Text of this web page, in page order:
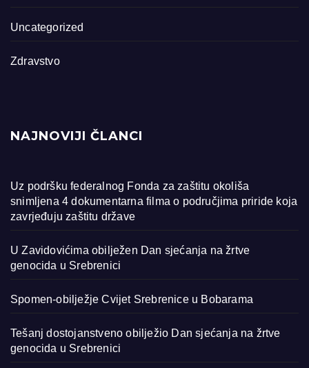
Uncategorized
Zdravstvo
NAJNOVIJI ČLANCI
Uz podršku federalnog Fonda za zaštitu okoliša
snimljena 4 dokumentarna filma o područjima priride koja
zavrjeđuju zaštitu države
U Zavidovićima obilježen Dan sjećanja na žrtve
genocida u Srebrenici
Spomen-obilježje Cvijet Srebrenice u Bobarama
Tešanj dostojanstveno obilježio Dan sjećanja na žrtve
genocida u Srebrenici